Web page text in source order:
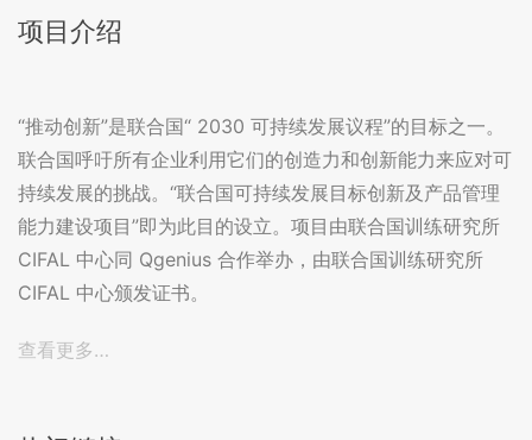
项目介绍
“推动创新”是联合国“ 2030 可持续发展议程”的目标之一。
联合国呼吁所有企业利用它们的创造力和创新能力来应对可
持续发展的挑战。“联合国可持续发展目标创新及产品管理
能力建设项目”即为此目的设立。项目由联合国训练研究所
CIFAL 中心同 Qgenius 合作举办，由联合国训练研究所
CIFAL 中心颁发证书。
查看更多…